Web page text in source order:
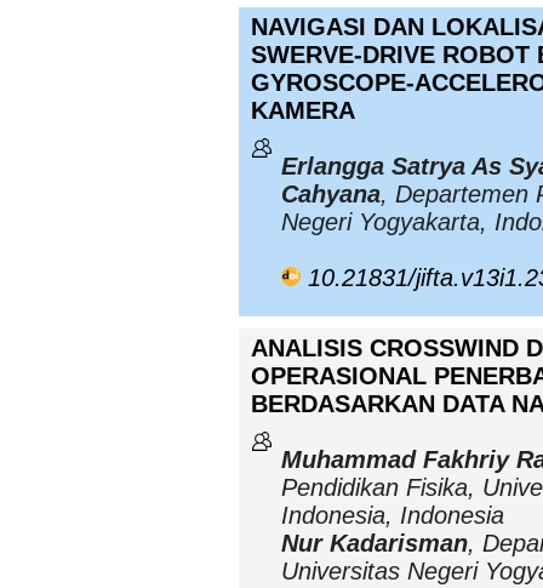
NAVIGASI DAN
SWERVE-DRIVE ROBOT
GYROSCOPE-
KAMERA
Erlangga Satrya As
Cahyana, Departemen
Negeri Yogyakarta,
10.21831/
ANALISIS CROSSWIND
OPERASIONAL
BERDASARKAN DATA
Muhammad Fakhriy
Pendidikan Fisika,
Indonesia, Indonesia
Nur Kadarisman,
Universitas Negeri